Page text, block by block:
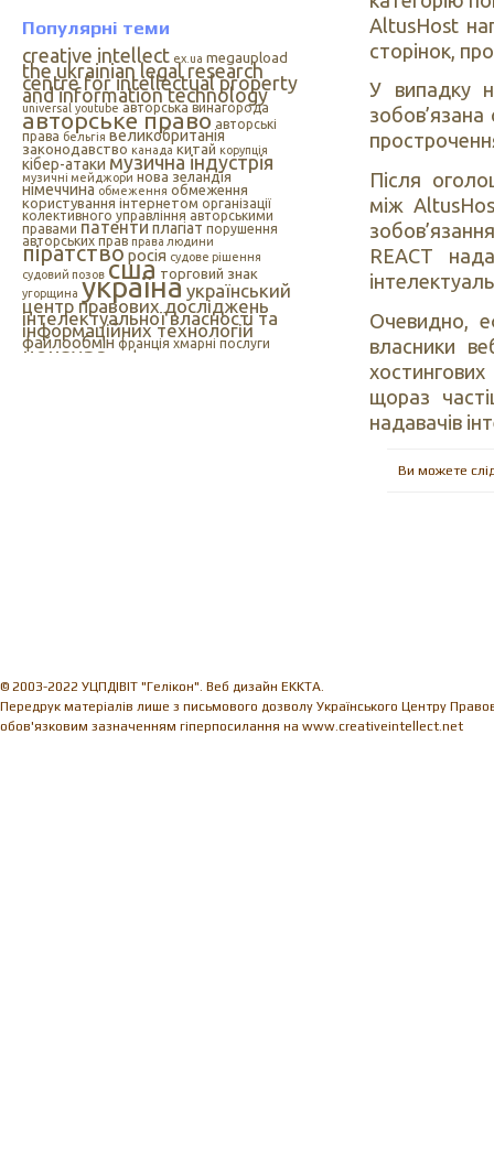
Популярні теми
creative intellect ex.ua megaupload
the ukrainian legal research
centre for intellectual property
and information technology
universal youtube авторська винагорода
авторське право авторські
права бельгія великобританія
законодавство канада китай корупція
кібер-атаки музична індустрія
музичні мейджори нова зеландія
німеччина обмеження обмеження
користування інтернетом організації
колективного управління авторськими
правами патентиплагіат порушення
авторських прав права людини
піратстворосія судове рішення
судовий позов сша торговий знак
угорщина українаукраїнський
центр правових досліджень
інтелектуальної власності та
інформаційних технологій
файлообмін франція хмарні послуги
цензура цифрова музика
AltusHost
сторінок,
У випадку
Після
між
REACT
Очевидно,
власники
щораз
надавачів
Ви можете
© 2003-2022 УЦПДІВІТ "Гелікон". Веб дизайн EKKTA.
Передрук матеріалів лише з письмового дозволу Українського Центру
обов'язковим зазначенням гіперпосилання на www.creativeintellect.net